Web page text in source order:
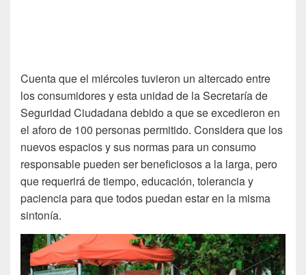
Cuenta que el miércoles tuvieron un altercado entre
los consumidores y esta unidad de la Secretaría de
Seguridad Ciudadana debido a que se excedieron en
el aforo de 100 personas permitido. Considera que los
nuevos espacios y sus normas para un consumo
responsable pueden ser beneficiosos a la larga, pero
que requerirá de tiempo, educación, tolerancia y
paciencia para que todos puedan estar en la misma
sintonía.